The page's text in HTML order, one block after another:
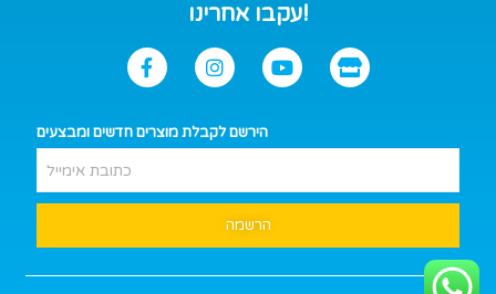
עקבו אחרינו!
הירשם לקבלת מוצרים חדשים ומבצעים
הרשמה